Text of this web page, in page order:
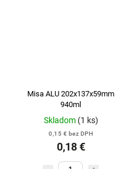
Misa ALU 202x137x59mm
940ml
Skladom (1 ks)
0,15 € bez DPH
0,18 €